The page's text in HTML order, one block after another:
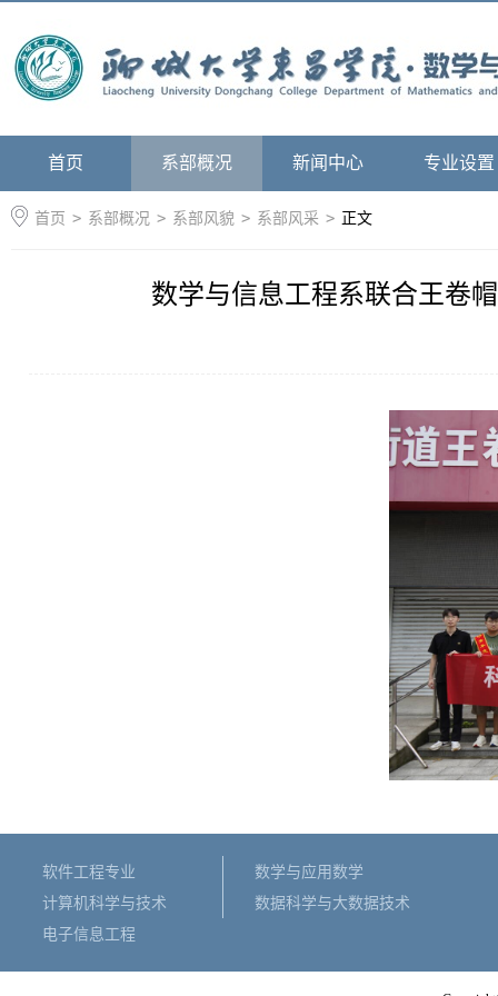
首页 系部概况 新闻中心 专业设置
首页 > 系部概况 > 系部风貌 > 系部风采 > 正文
数学与信息工程系联合王卷
软件工程专业
计算机科学与技术
电子信息工程
数学与应用数学
数据科学与大数据技术